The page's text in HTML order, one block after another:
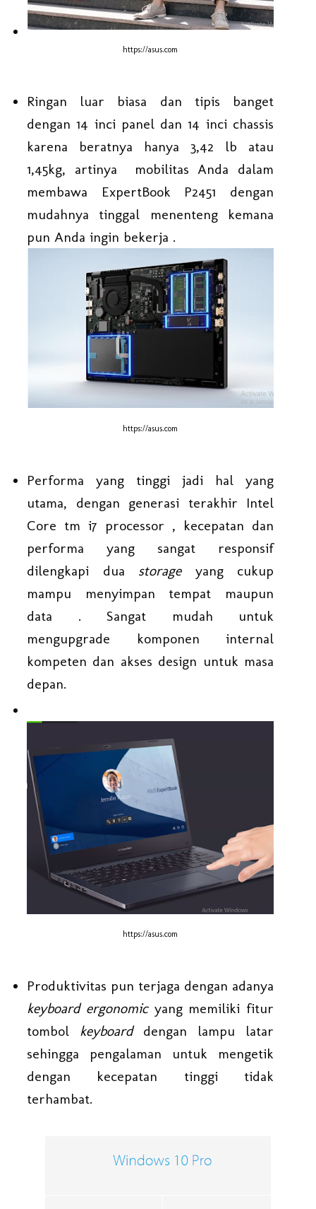
https://asus.com
Ringan luar biasa dan tipis banget
dengan 14 inci panel dan 14 inci chassis
karena beratnya hanya 3,42 lb atau
1,45kg, artinya mobilitas Anda dalam
membawa ExpertBook P2451 dengan
mudahnya tinggal menenteng kemana
pun Anda ingin bekerja .
https://asus.com
Performa yang tinggi jadi hal yang
utama, dengan generasi terakhir Intel
Core tm i7 processor , kecepatan dan
performa yang sangat responsif
dilengkapi dua storage yang cukup
mampu menyimpan tempat maupun
data . Sangat mudah untuk
mengupgrade komponen internal
kompeten dan akses design untuk masa
depan.
https://asus.com
Produktivitas pun terjaga dengan adanya
keyboard ergonomic yang memiliki fitur
tombol keyboard dengan lampu latar
sehingga pengalaman untuk mengetik
dengan kecepatan tinggi tidak
terhambat.